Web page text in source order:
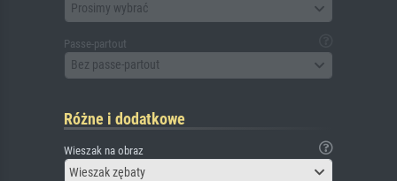
Prosimy wybrać
Passe-partout
Bez passe-partout
Różne i dodatkowe
Wieszak na obraz
Wieszak zębaty